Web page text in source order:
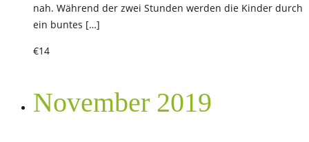
nah. Während der zwei Stunden werden die Kinder durch
ein buntes […]
€14
November 2019